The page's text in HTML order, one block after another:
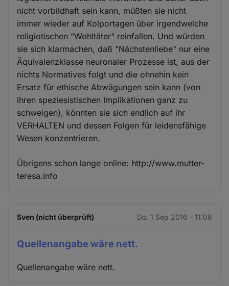
nicht vorbildhaft sein kann, müßten sie nicht
immer wieder auf Kolportagen über irgendwelche
religiotischen "Wohltäter" reinfallen. Und würden
sie sich klarmachen, daß "Nächstenliebe" nur eine
Äquivalenzklasse neuronaler Prozesse ist, aus der
nichts Normatives folgt und die ohnehin kein
Ersatz für ethische Abwägungen sein kann (von
ihren speziesistischen Implikationen ganz zu
schweigen), könnten sie sich endlich auf ihr
VERHALTEN und dessen Folgen für leidensfähige
Wesen konzentrieren.
Übrigens schon lange online: http://www.mutter-
teresa.info
Sven (nicht überprüft) Do. 1 Sep 2016 - 11:08
Quellenangabe wäre nett.
Quellenangabe wäre nett.